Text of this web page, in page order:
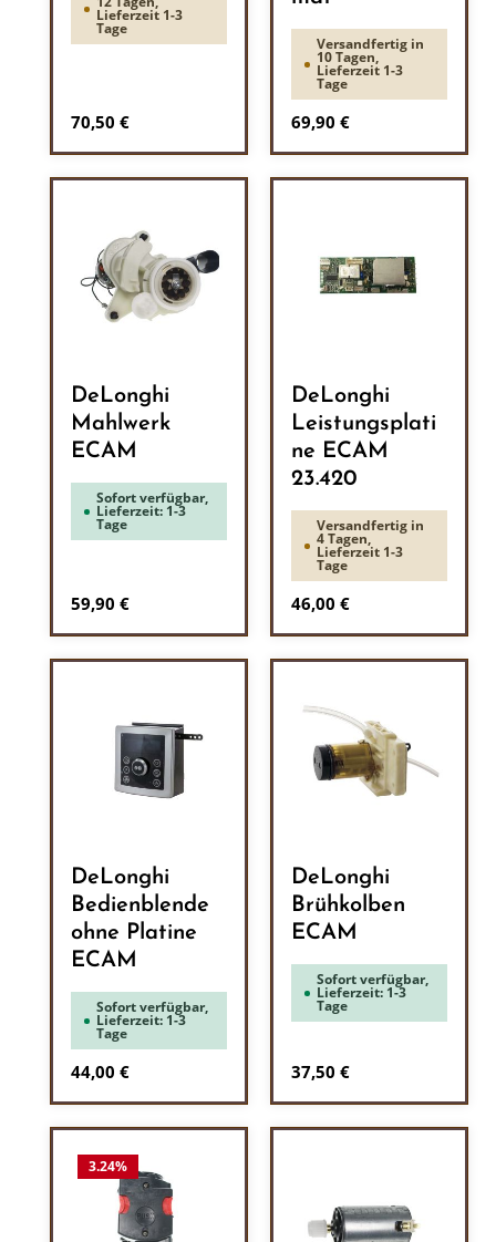
Lieferzeit 1-3
Tage
Regulärer Preis:
70,50 €
Versandfertig in
10 Tagen,
Lieferzeit 1-3
Tage
Regulärer Preis:
69,90 €
DeLonghi
Mahlwerk
ECAM
Sofort verfügbar,
Lieferzeit: 1-3
Tage
Regulärer Preis:
59,90 €
DeLonghi
Leistungsplati
ne ECAM
23.420
Versandfertig in
4 Tagen,
Lieferzeit 1-3
Tage
Regulärer Preis:
46,00 €
DeLonghi
Bedienblende
ohne Platine
ECAM
Sofort verfügbar,
Lieferzeit: 1-3
Tage
Regulärer Preis:
44,00 €
DeLonghi
Brühkolben
ECAM
Sofort verfügbar,
Lieferzeit: 1-3
Tage
Regulärer Preis:
37,50 €
3.24%